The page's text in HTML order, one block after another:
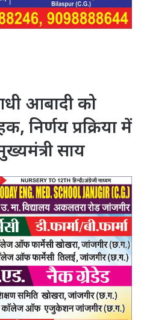
आबादी को
निर्णय प्रक्रिया में
साय